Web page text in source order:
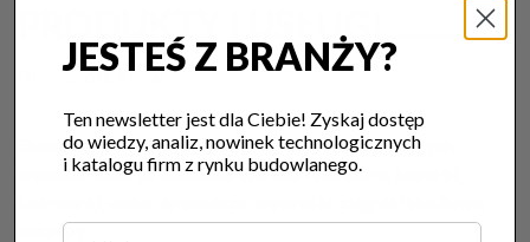
PRODUKTY I USŁUGI
Brak produktów.
Słowa kluczowe:wypożyczalnia maszyn budowlanych,
wynajem maszyn budowlanych bez operatora, koparki,
naczepy
JESTEŚ Z BRANŻY?
Ten newsletter jest dla Ciebie! Zyskaj dostęp
do wiedzy, analiz, nowinek technologicznych
i katalogu firm z rynku budowlanego.